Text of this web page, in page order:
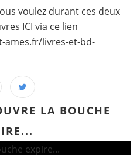
voulez durant ces deux
ICI via ce lien
ames.fr/livres-et-bd-
LA BOUCHE